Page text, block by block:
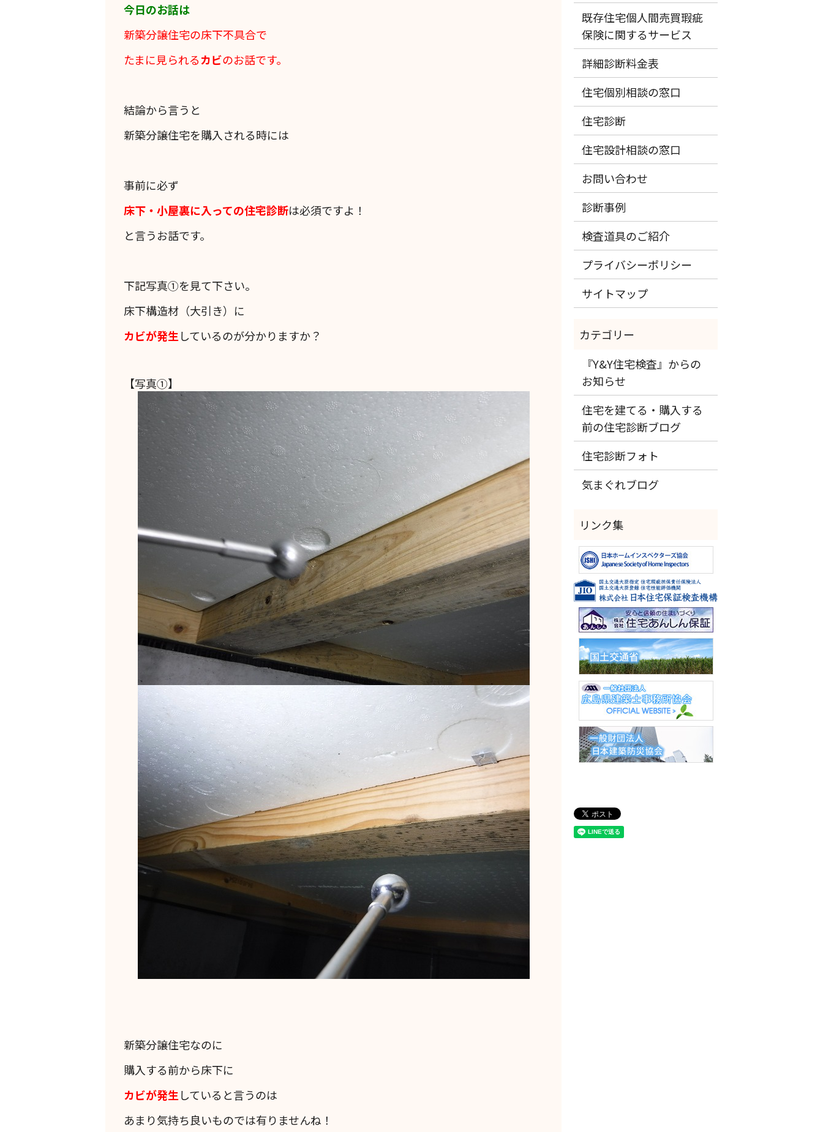
今日のお話は
新築分譲住宅の床下不具合で
たまに見られるカビのお話です。
結論から言うと
新築分譲住宅を購入される時には
事前に必ず
床下・小屋裏に入っての住宅診断は必須ですよ！
と言うお話です。
下記写真①を見て下さい。
床下構造材（大引き）に
カビが発生しているのが分かりますか？
【写真①】
新築分譲住宅なのに
購入する前から床下に
カビが発生していると言うのは
あまり気持ち良いものでは有りませんね！
既存住宅個人間売買瑕疵
保険に関するサービス
詳細診断料金表
住宅個別相談の窓口
住宅診断
住宅設計相談の窓口
お問い合わせ
診断事例
検査道具のご紹介
プライバシーポリシー
サイトマップ
『Y&Y住宅検査』からの
お知らせ
住宅を建てる・購入する
前の住宅診断ブログ
住宅診断フォト
気まぐれブログ